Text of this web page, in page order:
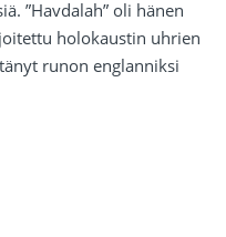
”Havdalah” oli hänen
holokaustin uhrien
runon englanniksi